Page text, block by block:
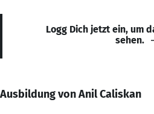
Logg Dich jetzt ein, um
sehen.
Ausbildung von Anil Caliskan